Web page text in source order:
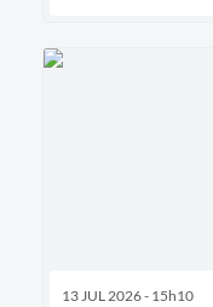
13 JUL 2026 - 15h10